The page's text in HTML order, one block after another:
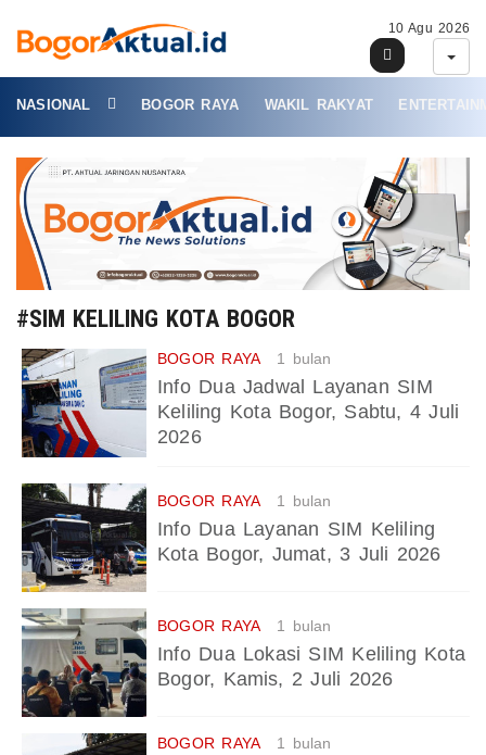
10 Agu 2026
NASIONAL BOGOR RAYA WAKIL RAKYAT
#SIM KELILING KOTA BOGOR
BOGOR RAYA 1 bulan
Info Dua Jadwal Layanan SIM
Keliling Kota Bogor, Sabtu, 4 Juli
2026
BOGOR RAYA 1 bulan
Info Dua Layanan SIM Keliling
Kota Bogor, Jumat, 3 Juli 2026
BOGOR RAYA 1 bulan
Info Dua Lokasi SIM Keliling Kota
Bogor, Kamis, 2 Juli 2026
BOGOR RAYA 1 bulan